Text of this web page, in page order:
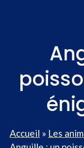
Accueil » Les